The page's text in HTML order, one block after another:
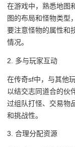
在游戏中，熟悉地图
图的布局和怪物类型
要注意怪物的属性和
情况。
2. 多与玩家互动
在传奇sf中，与其他
以结交志同道合的伙
过组队打怪、交易物
和挑战性。
3. 合理分配资源